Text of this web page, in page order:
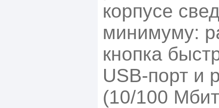
корпусе
минимуму:
кнопка
USB-порт и
(10/100